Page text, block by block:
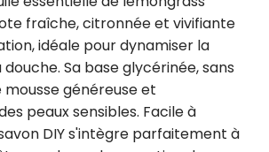
fraîche, citronnée et vivifiante
idéale pour dynamiser la
Sa base glycérinée, sans
mousse généreuse et
peaux sensibles. Facile à
DIY s'intègre parfaitement à